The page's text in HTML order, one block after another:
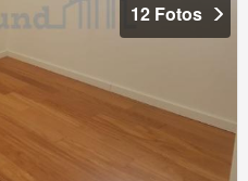
12 Fotos